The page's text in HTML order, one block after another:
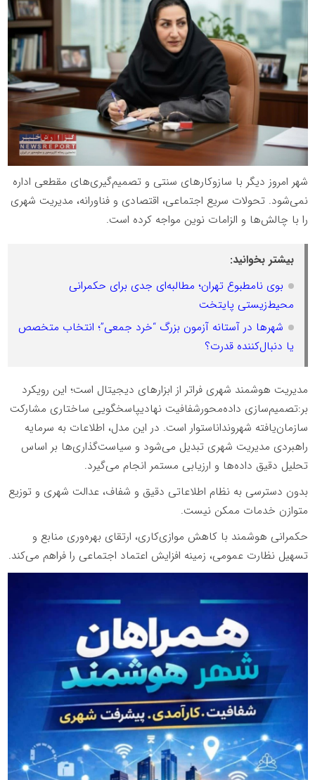
شهر امروز دیگر با سازوکارهای سنتی و تصمیم‌گیری‌های مقطعی اداره
نمی‌شود. تحولات سریع اجتماعی، اقتصادی و فناورانه، مدیریت شهری
را با چالش‌ها و الزامات نوین مواجه کرده است.
بیشتر بخوانید:
بوی نامطبوع تهران؛ مطالبه‌ای جدی برای حکمرانی
محیط‌زیستی پایتخت
شهرها در آستانه آزمون بزرگ “خرد جمعی”؛ انتخاب متخصص
یا دنبال‌کننده قدرت؟
مدیریت هوشمند شهری فراتر از ابزارهای دیجیتال است؛ این رویکرد
بر:تصمیم‌سازی داده‌محورشفافیت نهادیپاسخگویی ساختاری مشارکت
سازمان‌یافته شهرونداناستوار است. در این مدل، اطلاعات به سرمایه
راهبردی مدیریت شهری تبدیل می‌شود و سیاست‌گذاری‌ها بر اساس
تحلیل دقیق داده‌ها و ارزیابی مستمر انجام می‌گیرد.
بدون دسترسی به نظام اطلاعاتی دقیق و شفاف، عدالت شهری و توزیع
متوازن خدمات ممکن نیست.
حکمرانی هوشمند با کاهش موازی‌کاری، ارتقای بهره‌وری منابع و
تسهیل نظارت عمومی، زمینه افزایش اعتماد اجتماعی را فراهم می‌کند.